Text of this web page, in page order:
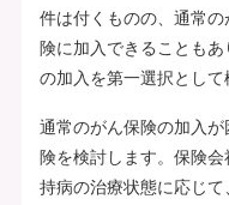
件は付くものの、通常
険に加入できることも
の加入を第一選択として
通常のがん保険の加入
険を検討します。保険会
持病の治療状態に応じ